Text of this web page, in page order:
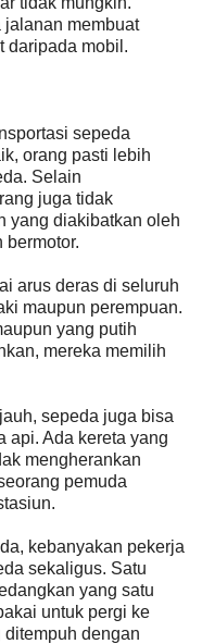
jalanan membuat
daripada mobil.
sepeda
orang pasti lebih
Selain
juga tidak
yang diakibatkan oleh
bermotor.
arus deras di seluruh
maupun perempuan.
yang putih
mereka memilih
sepeda juga bisa
api. Ada kereta yang
mengherankan
pemuda
kebanyakan pekerja
sekaligus. Satu
yang satu
untuk pergi ke
dengan